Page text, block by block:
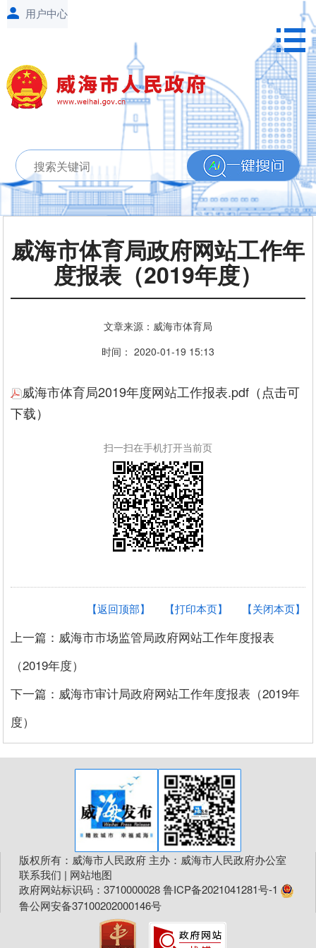
威海市体育局政府网站工作年
度报表（2019年度）
文章来源：威海市体育局
时间： 2020-01-19 15:13
威海市体育局2019年度网站工作报表.pdf （点击可
下载）
扫一扫在手机打开当前页
【关闭本页】
【打印本页】
【返回顶部】
上一篇：威海市市场监管局政府网站工作年度报表
（2019年度）
下一篇：威海市审计局政府网站工作年度报表（2019年
度）
版权所有：威海市人民政府 主办：威海市人民政府办公室
联系我们 | 网站地图
政府网站标识码：3710000028鲁ICP备2021041281号-1
鲁公网安备37100202000146号